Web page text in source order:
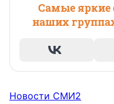
Самые яркие
наших
Новости СМИ2